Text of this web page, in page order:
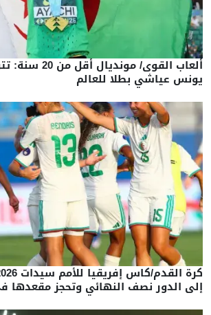
ألعاب القوى/
يونس عياشي بطلا للعالم
إلى الدور نصف النهائي وتحجز مقعدها في